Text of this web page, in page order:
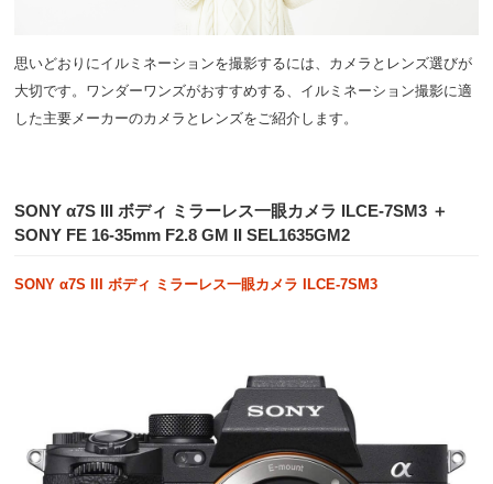
思いどおりにイルミネーションを撮影するには、カメラとレンズ選びが
大切です。ワンダーワンズがおすすめする、イルミネーション撮影に適
した主要メーカーのカメラとレンズをご紹介します。
SONY α7S III ボディ ミラーレス一眼カメラ ILCE-7SM3 ＋
SONY FE 16-35mm F2.8 GM II SEL1635GM2
SONY α7S III ボディ ミラーレス一眼カメラ ILCE-7SM3